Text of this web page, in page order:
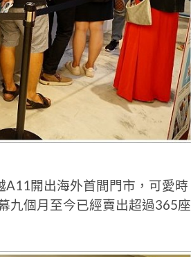
開出海外首間門市，可愛時
九個月至今已經賣出超過365座